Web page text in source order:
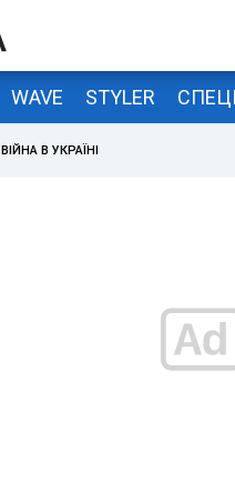
WAVE STYLER
ВІЙНА В УКРАЇНІ